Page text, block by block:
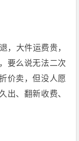
，大件运费贵，
要么说无法二次
价卖，但没人愿
出、翻新收费、